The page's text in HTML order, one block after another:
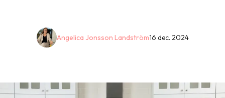
16 dec. 2024
Angelica Jonsson Landström